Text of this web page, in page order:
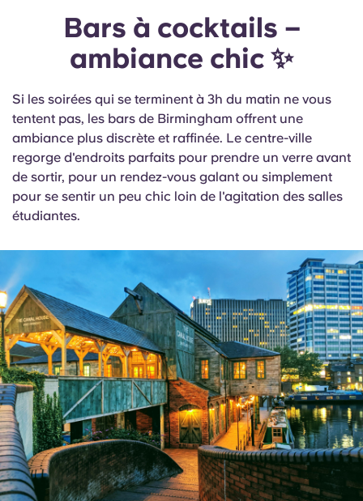
Bars à cocktails –
ambiance chic ✨
Si les soirées qui se terminent à 3h du matin ne vous
tentent pas, les bars de Birmingham offrent une
ambiance plus discrète et raffinée. Le centre-ville
regorge d'endroits parfaits pour prendre un verre avant
de sortir, pour un rendez-vous galant ou simplement
pour se sentir un peu chic loin de l'agitation des salles
étudiantes.